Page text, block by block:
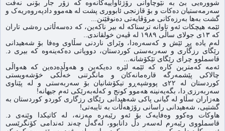
شوورەیی بێ بە نێوچاوانی رۆژئاواییەکانەوە کە زۆر جار بۆنی نەفت
سەرمەستیان دەکات و بۆ قازنجی ئابووری پشت لە هەموو دادپەروەریەک و
گشت بەها بەرزەکانی مرۆڤایەتی دەنوقێنن...
ئێمە هیچکات ئەو تاوانە ترسناکە لە بیر ناکەین، کە دەسەڵاتی رەشی تاران
کە ١٣ی جولای ساڵی ١٩٨٩ لە ڤیەن خولقاندی..
لەم یادە پڕ ئێش و کەسەرەدا، وێرای ناردنی سڵاوی وەفا بۆ شەهیدانی
رێگای رزگاری و سەربەستی کوردستان، دووپاتی دەکەینەوە کە بیری د.
قاسملوو چرای رێگای تێکۆشانە...
ئەمە کەمترین کارە کە ئێمە لێرە دەیکەین و هەوڵدەدەین کە هەواڵی
چالاکی پێشمەرگە قارەمانەکان و مانگرتنی خەڵکی خۆشەویستی
کوردستان لە ٢٢ی پووشپەڕو تیکۆشانیان بۆ سەربەستی و لە پێناوی
سەربەرزی دا، بگەیەنینە هەموو کونج و کەلەبەرێکی ئەم جیهانە!
هەزاران سڵاو لە گیانی پاکی شەهیدانی رێگای رزگاری کوردو کوردستان بە
گشتیی، شەهیدانی راسانی رۆژهەڵات بە تایبەتی!
هاوکات وەکوو وەفایەک بۆ ئەو رێبەرە مەزنە، لە کاتیکدا وێنەی د.
قاسملووی رێبەرم لەسەر دڵ دانابوو، لەگەڵ چەند ئەندامی کۆنگرێسی